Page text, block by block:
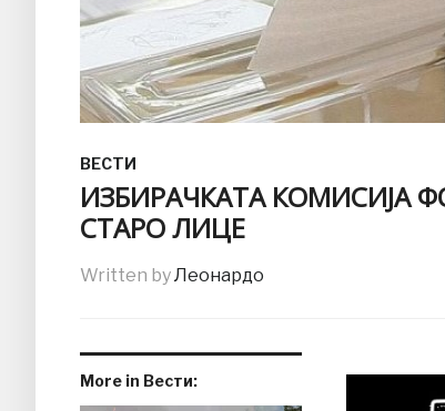
ВЕСТИ
ИЗБИРАЧКАТА КОМИСИЈА
СТАРО ЛИЦЕ
Written byЛеонардо
More in Вести: